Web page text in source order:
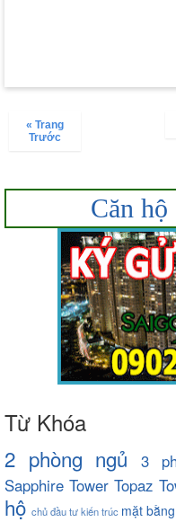
« Trang
Trước
Căn hộ
Từ Khóa
2 phòng ngủ 3
Sapphire Tower Topaz
hộ chủ đầu tưkiến trúc mặt bằng